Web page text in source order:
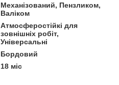
Механізований, Пензликом,
Валіком
Атмосферостійкі для
зовнішніх робіт,
Універсальні
Бордовий
18 міс